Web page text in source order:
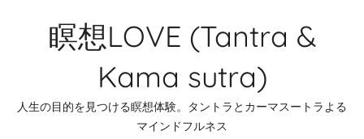
瞑想LOVE (Tantra &
Kama sutra)
人生の目的を見つける瞑想体験。タントラとカーマスートラよる
マインドフルネス